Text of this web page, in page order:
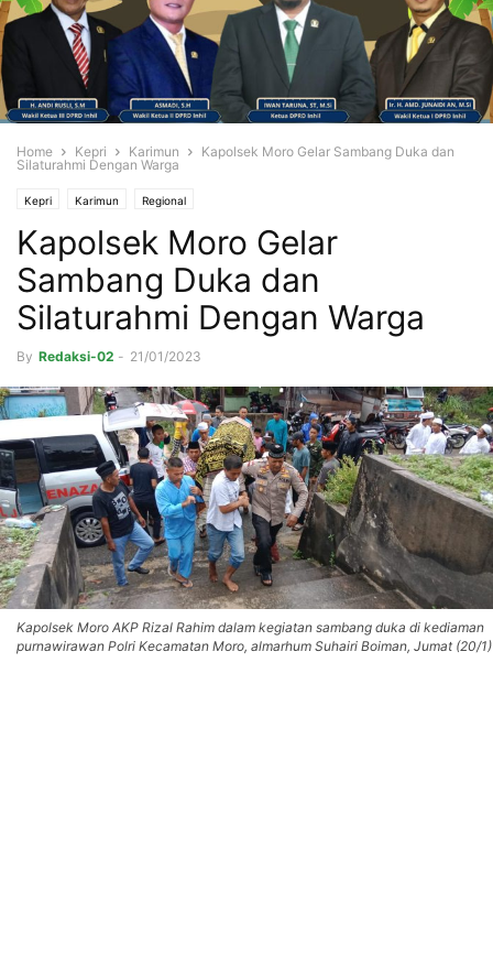
Home Kepri Karimun
Kapolsek Moro Gelar Sambang Duka dan
Silaturahmi Dengan Warga
Kepri Karimun Regional
Kapolsek Moro Gelar
Sambang Duka dan
Silaturahmi Dengan Warga
By Redaksi-02 - 21/01/2023
Kapolsek Moro AKP Rizal Rahim dalam kegiatan sambang duka di kediaman
purnawirawan Polri Kecamatan Moro, almarhum Suhairi Boiman, Jumat (20/1)